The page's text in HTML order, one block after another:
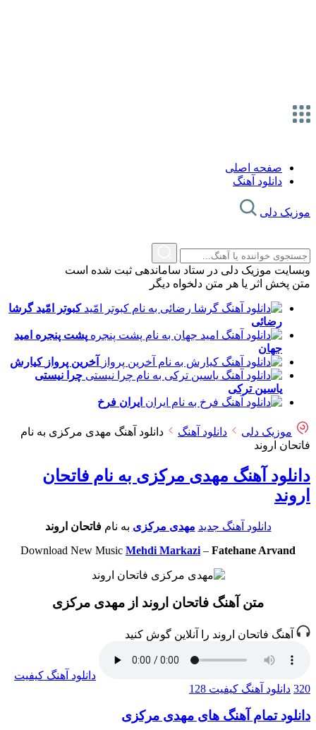
صفحه اصلی
دانلود آهنگ
موزیک دلی
وبسایت موزیک دلی در ستاد ساماندهی ثبت شده است
متن پخش اثر یا هر متن دلخواه دیگر
کبوتر امّید گرشا
رضائی
پشت پنجره امید
جهان
آخرین پرواز کیارش
چرا نیستی
یاسین ترکی
ایران فرخ
موزیک دلی دانلود آهنگ
دانلود آهنگ مهدی مرکزی به نام
فاتحان اروند
دانلود آهنگ مهدی مرکزی به نام فاتحان
اروند
دانلود آهنگ جدید مهدی مرکزی به نامفاتحان اروند
Download New Music Mehdi Markazi – Fatehane Arvand
متن آهنگ فاتحان اروند از مهدی مرکزی
آهنگ فاتحان اروند را آنلاین گوش کنید
دانلود آهنگ کیفیت
320 دانلود آهنگ کیفیت 128
دانلود تمام آهنگ های مهدی مرکزی